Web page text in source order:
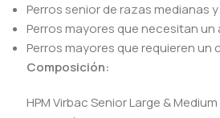
Perros senior de razas medianas
Perros mayores que necesitan
Perros mayores que requieren
Composición:
HPM Virbac Senior Large &